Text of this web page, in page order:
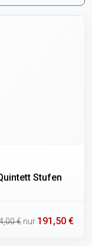
Stufen
€ nur 191,50 €